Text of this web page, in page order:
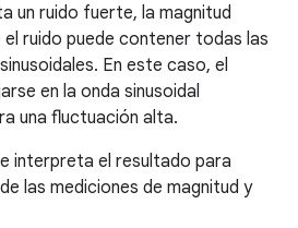
un ruido fuerte, la magnitud
ruido puede contener todas las
En este caso, el
en la onda sinusoidal
una fluctuación alta.
interpreta el resultado para
las mediciones de magnitud y